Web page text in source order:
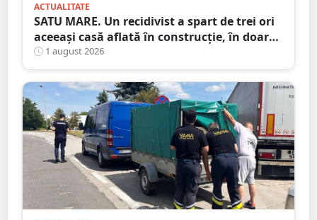
ACTUALITATE
SATU MARE. Un recidivist a spart de trei ori
aceeași casă aflată în construcție, în doar
șase zile
1 august 2026